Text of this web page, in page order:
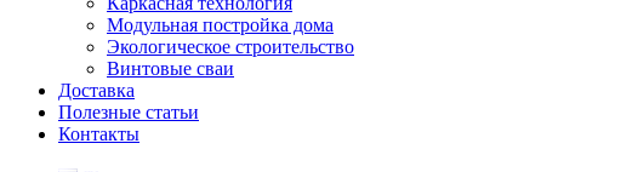
Модульная постройка дома
Экологическое строительство
Винтовые сваи
Доставка
Полезные статьи
Контакты